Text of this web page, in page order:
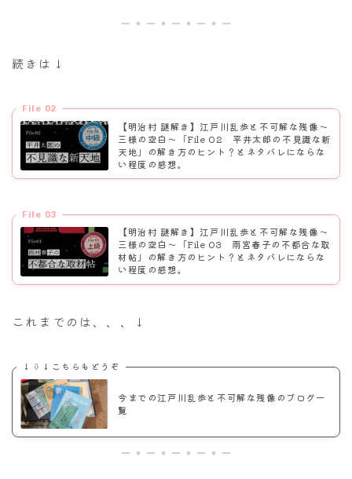
続きは↓
File 02
【明治村 謎解き】江戸川乱歩と不可解な残像～
三様の空白〜「File 02 平井太郎の不見識な新
天地」の解き方のヒント？とネタバレにならな
い程度の感想。
File 03
【明治村 謎解き】江戸川乱歩と不可解な残像～
三様の空白〜「File 03 雨宮春子の不都合な取
材帖」の解き方のヒント？とネタバレにならな
い程度の感想。
これまでのは、、、↓
↓⇩↓こちらもどうぞ
今までの江戸川乱歩と不可解な残像のブログ一
覧